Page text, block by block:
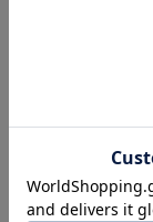
も、前を
てもOK！
ミン
身長
普段